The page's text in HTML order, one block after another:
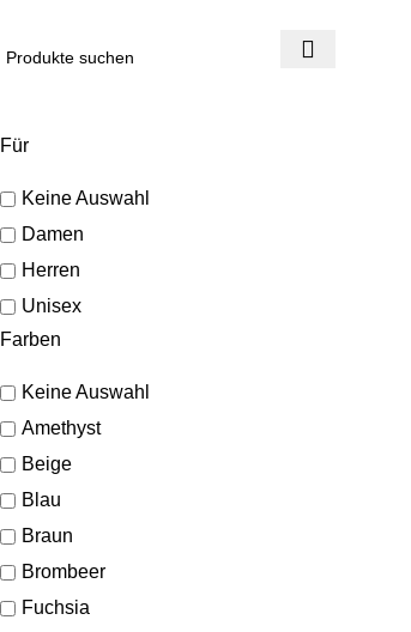
Für
Keine Auswahl
Damen
Herren
Unisex
Farben
Keine Auswahl
Amethyst
Beige
Blau
Braun
Brombeer
Fuchsia